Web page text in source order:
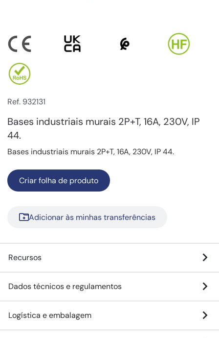
Ref. 932131
Bases industriais murais 2P+T, 16A, 230V, IP
44.
Bases industriais murais 2P+T, 16A, 230V, IP 44.
Criar folha de produto
Adicionar às minhas transferências
Recursos
Dados técnicos e regulamentos
Logística e embalagem